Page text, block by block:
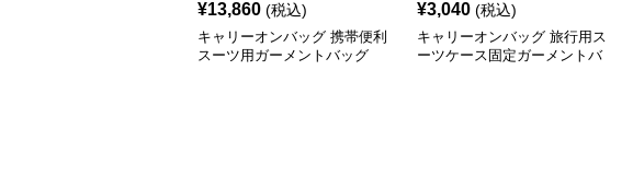
¥13,860 (税込)
キャリーオンバッグ 携帯便利
スーツ用ガーメントバッグ
¥3,040 (税込)
キャリーオンバッグ 旅行用ス
ーツケース固定ガーメントバ